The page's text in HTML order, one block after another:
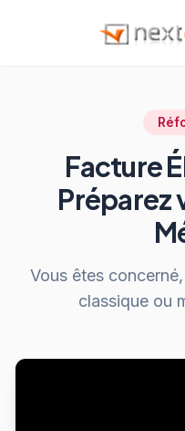
Facture
Préparez
Vous êtes
classique ou